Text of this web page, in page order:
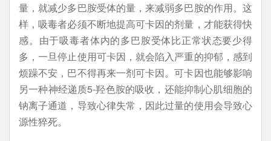
量，就减少多巴胺受体的量，来减弱多巴胺的作用。这
样，吸毒者必须不断地提高可卡因的剂量，才能获得快
感。由于吸毒者体内的多巴胺受体比正常状态要少得
多，一旦停止使用可卡因，就会陷入严重的抑郁，感到
烦躁不安，巴不得再来一剂可卡因。可卡因也能够影响
另一种神经递质5-羟色胺的吸收，还能抑制心肌细胞的
钠离子通道，导致心律失常，因此过量的使用会导致心
源性猝死。